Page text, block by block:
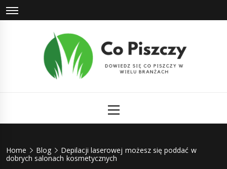
Skip
to
Menu
Home Blog
Depilacji laserowej możesz się poddać w
dobrych salonach kosmetycznych